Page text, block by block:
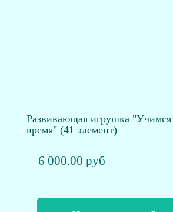
Развивающая игрушка "Учимся
время" (41 элемент)
6 000.00 руб